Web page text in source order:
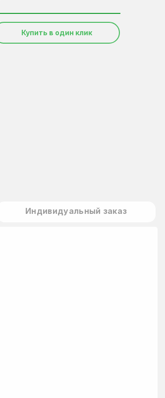
Купить в один клик
Индивидуальный заказ